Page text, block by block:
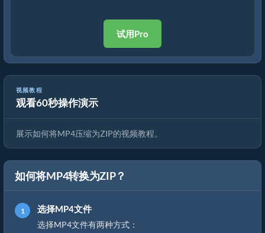
试用Pro
视频教程
观看60秒操作演示
如何在线将MP4转换为ZIP（简易指南）
展示如何将MP4压缩为ZIP的视频教程。
如何将MP4转换为ZIP？
选择MP4文件
选择MP4文件有两种方式：